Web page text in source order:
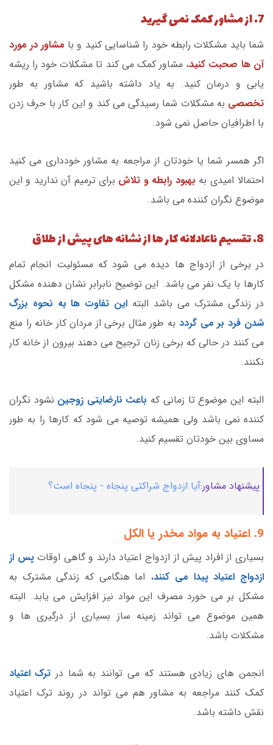
7. از مشاور کمک نمی گیرید
شما باید مشکلات رابطه خود را شناسایی کنید و با مشاور در مورد
آن ها صحبت کنید، مشاور کمک می کند تا مشکلات خود را ریشه
یابی و درمان کنید. به یاد داشته باشید که مشاور به طور
تخصصی به مشکلات شما رسیدگی می کند و این کار با حرف زدن
با اطرافیان حاصل نمی شود.
اگر همسر شما یا خودتان از مراجعه به مشاور خودداری می کنید
احتمالا امیدی به بهبود رابطه و تلاش برای ترمیم آن ندارید و این
موضوع نگران کننده می باشد.
8. تقسیم ناعادلانه کار ها از نشانه های پیش از طلاق
در برخی از ازدواج ها دیده می شود که مسئولیت انجام تمام
کارها با یک نفر می باشد. این توضیح نابرابر نشان دهنده مشکل
در زندگی مشترک می باشد البته این تفاوت ها به نحوه بزرگ
شدن فرد بر می گردد به طور مثال برخی از مردان کار خانه را منع
می کنند در حالی که برخی زنان ترجیح می دهند بیرون از خانه کار
نکنند.
البته این موضوع تا زمانی که باعث نارضایتی زوجین نشود نگران
کننده نمی باشد ولی همیشه توصیه می شود که کارها را به طور
مساوی بین خودتان تقسیم کنید.
پیشنهاد مشاور:آیا ازدواج شراکتی پنجاه - پنجاه است؟
9. اعتیاد به مواد مخدر یا الکل
بسیاری از افراد پیش از ازدواج اعتیاد دارند و گاهی اوقات پس از
ازدواج اعتیاد پیدا می کنند، اما هنگامی که زندگی مشترک به
مشکل بر می خورد مصرف این مواد نیز افزایش می یابد. البته
همین موضوع می تواند زمینه ساز بسیاری از درگیری ها و
مشکلات باشد.
انجمن های زیادی هستند که می توانند به شما در ترک اعتیاد
کمک کنند مراجعه به مشاور هم می تواند در روند ترک اعتیاد
نقش داشته باشد.